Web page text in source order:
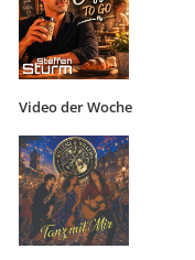
Video der Woche